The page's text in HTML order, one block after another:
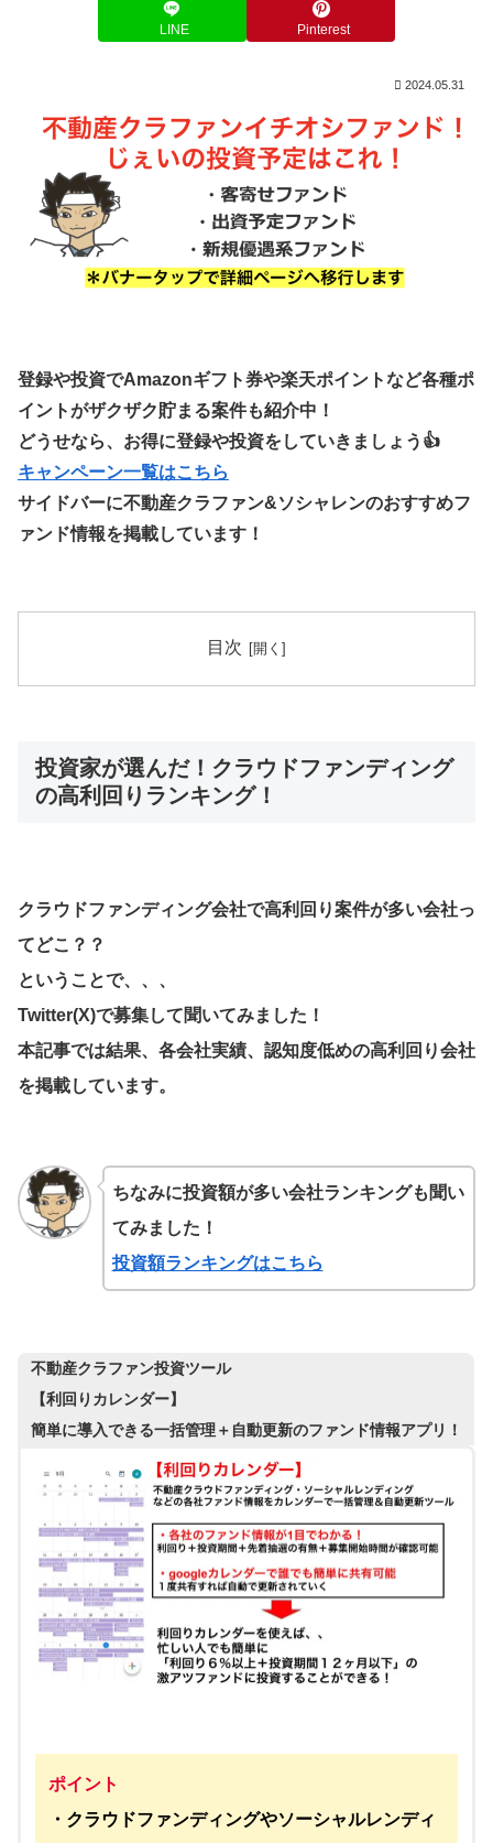
LINE Pinterest
2024.05.31
登録や投資でAmazonギフト券や楽天ポイントなど各種ポ
イントがザクザク貯まる案件も紹介中！
どうせなら、お得に登録や投資をしていきましょう👍
キャンペーン一覧はこちら
サイドバーに不動産クラファン&ソシャレンのおすすめフ
ァンド情報を掲載しています！
目次
投資家が選んだ！クラウドファンディング
の高利回りランキング！
クラウドファンディング会社で高利回り案件が多い会社っ
てどこ？？
ということで、、、
Twitter(X)で募集して聞いてみました！
本記事では結果、各会社実績、認知度低めの高利回り会社
を掲載しています。
ちなみに投資額が多い会社ランキングも聞い
てみました！
投資額ランキングはこちら
不動産クラファン投資ツール
【利回りカレンダー】
簡単に導入できる一括管理＋自動更新のファンド情報アプリ！
ポイント
・クラウドファンディングやソーシャルレンディ